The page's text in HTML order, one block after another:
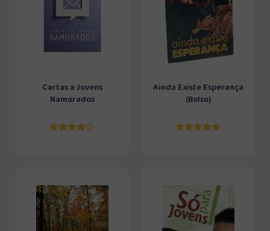
Cartas a Jovens
Namorados
Ainda Existe Esperança
(Bolso)